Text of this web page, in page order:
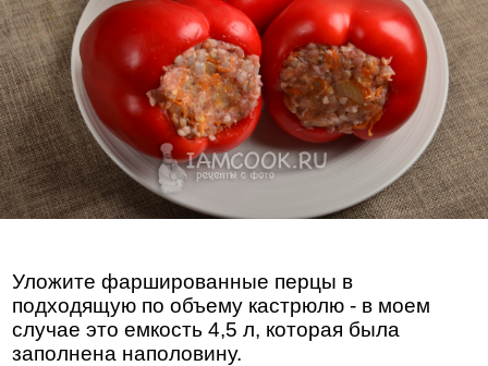
Уложите фаршированные перцы в
подходящую по объему кастрюлю - в моем
случае это емкость 4,5 л, которая была
заполнена наполовину.